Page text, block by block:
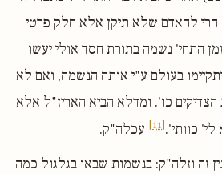
הרי להאדם שלא תיקן אלא חלק פרטי
התחי' נשמה בתורת חסד אולי יעשו
בעולם ע"י אותה הנשמה, ואם לא
הצדיקים כו'. ומדלא הביא האריז"ל אלא
לי' כוותי'.[11]
עכלה"ק.
זה וזלה"ק: בנשמות שבאו בגלגול כמה